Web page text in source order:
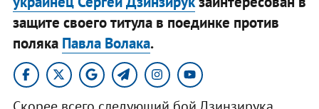
защите своего титула в поединке против
поляка Павла Волака.